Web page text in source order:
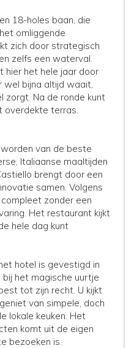
18-holes baan, die
omliggende
zich door strategisch
zelfs een waterval.
hier het hele jaar door
wel bijna altijd waait,
Na de ronde kunt
overdekte terras.
van de beste
Italiaanse maaltijden
brengt door een
samen. Volgens
zonder een
Het restaurant kijkt
hele dag kunt
hotel is gevestigd in
het magische uurtje
tot zijn recht. U kijkt
van simpele, doch
lokale keuken. Het
komt uit de eigen
bezoeken is.